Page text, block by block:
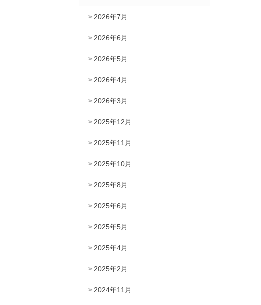
2026年7月
2026年6月
2026年5月
2026年4月
2026年3月
2025年12月
2025年11月
2025年10月
2025年8月
2025年6月
2025年5月
2025年4月
2025年2月
2024年11月